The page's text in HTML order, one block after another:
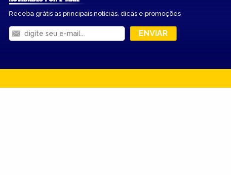
Receba grátis as principais notícias, dicas e promoções